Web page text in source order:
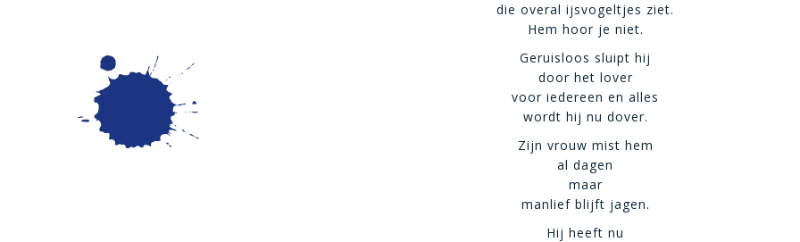
die overal ijsvogeltjes ziet.
Hem hoor je niet.
Geruisloos sluipt hij
door het lover
voor iedereen en alles
wordt hij nu dover.
Zijn vrouw mist hem
al dagen
maar
manlief blijft jagen.
Hij heeft nu